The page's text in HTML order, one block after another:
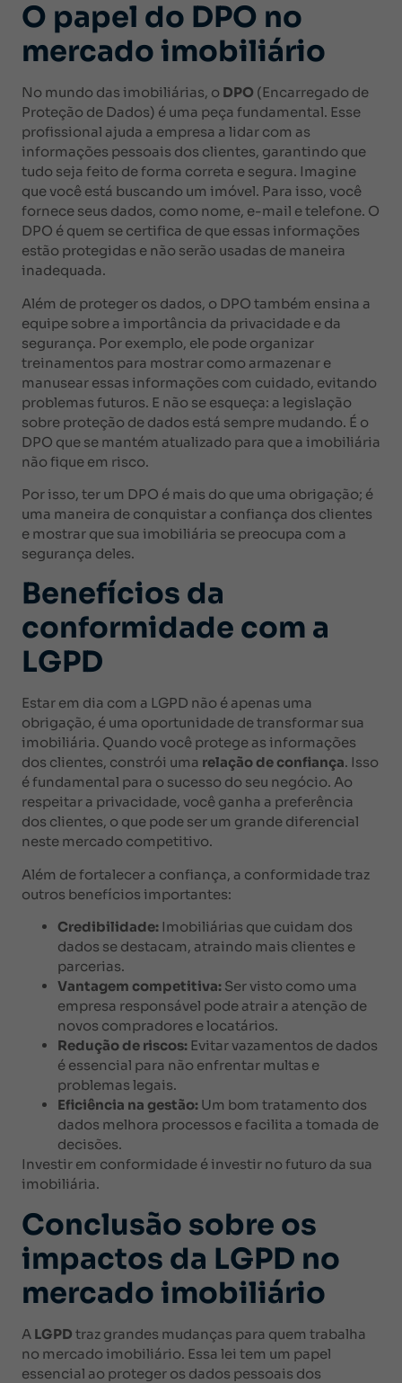
O papel do DPO no
mercado imobiliário
No mundo das imobiliárias, o DPO (Encarregado de
Proteção de Dados) é uma peça fundamental. Esse
profissional ajuda a empresa a lidar com as
informações pessoais dos clientes, garantindo que
tudo seja feito de forma correta e segura. Imagine
que você está buscando um imóvel. Para isso, você
fornece seus dados, como nome, e-mail e telefone. O
DPO é quem se certifica de que essas informações
estão protegidas e não serão usadas de maneira
inadequada.
Além de proteger os dados, o DPO também ensina a
equipe sobre a importância da privacidade e da
segurança. Por exemplo, ele pode organizar
treinamentos para mostrar como armazenar e
manusear essas informações com cuidado, evitando
problemas futuros. E não se esqueça: a legislação
sobre proteção de dados está sempre mudando. É o
DPO que se mantém atualizado para que a imobiliária
não fique em risco.
Por isso, ter um DPO é mais do que uma obrigação; é
uma maneira de conquistar a confiança dos clientes
e mostrar que sua imobiliária se preocupa com a
segurança deles.
Benefícios da
conformidade com a
LGPD
Estar em dia com a LGPD não é apenas uma
obrigação, é uma oportunidade de transformar sua
imobiliária. Quando você protege as informações
dos clientes, constrói uma relação de confiança. Isso
é fundamental para o sucesso do seu negócio. Ao
respeitar a privacidade, você ganha a preferência
dos clientes, o que pode ser um grande diferencial
neste mercado competitivo.
Além de fortalecer a confiança, a conformidade traz
outros benefícios importantes:
Credibilidade: Imobiliárias que cuidam dos
dados se destacam, atraindo mais clientes e
parcerias.
Vantagem competitiva: Ser visto como uma
empresa responsável pode atrair a atenção de
novos compradores e locatários.
Redução de riscos: Evitar vazamentos de dados
é essencial para não enfrentar multas e
problemas legais.
Eficiência na gestão: Um bom tratamento dos
dados melhora processos e facilita a tomada de
decisões.
Investir em conformidade é investir no futuro da sua
imobiliária.
Conclusão sobre os
impactos da LGPD no
mercado imobiliário
A LGPD traz grandes mudanças para quem trabalha
no mercado imobiliário. Essa lei tem um papel
essencial ao proteger os dados pessoais dos